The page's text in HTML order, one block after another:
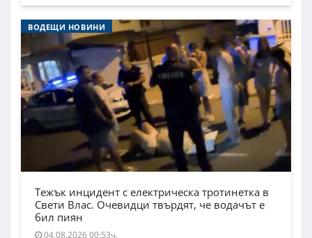
ВОДЕЩИ НОВИНИ
Тежък инцидент с електрическа тротинетка в
Свети Влас. Очевидци твърдят, че водачът е
бил пиян
04.08.2026 00:53ч.